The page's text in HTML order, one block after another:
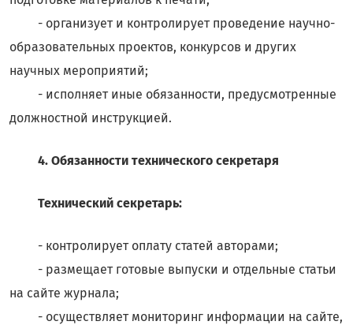
- организует и контролирует проведение научно-
образовательных проектов, конкурсов и других
научных мероприятий;
- исполняет иные обязанности, предусмотренные
должностной инструкцией.
4. Обязанности технического секретаря
Технический секретарь:
- контролирует оплату статей авторами;
- размещает готовые выпуски и отдельные статьи
на сайте журнала;
- осуществляет мониторинг информации на сайте,